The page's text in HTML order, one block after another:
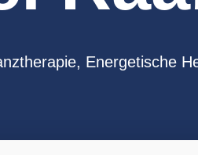
Energetische